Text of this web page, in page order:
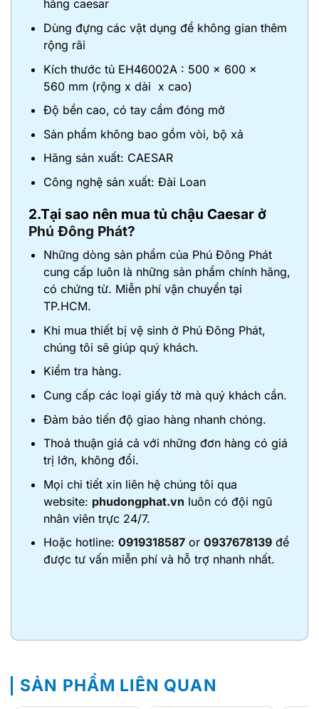
hãng caesar
Dùng đựng các vật dụng để không gian thêm
rộng rãi
Kích thước tủ EH46002A : 500 x 600 x
560 mm (rộng x dài x cao)
Độ bền cao, có tay cầm đóng mở
Sản phẩm không bao gồm vòi, bộ xả
Hãng sản xuất: CAESAR
Công nghệ sản xuất: Đài Loan
2.Tại sao nên mua tủ chậu Caesar ở
Phú Đông Phát?
Những dòng sản phẩm của Phú Đông Phát
cung cấp luôn là những sản phẩm chính hãng,
có chứng từ. Miễn phí vận chuyển tại
TP.HCM.
Khi mua thiết bị vệ sinh ở Phú Đông Phát,
chúng tôi sẽ giúp quý khách.
Kiểm tra hàng.
Cung cấp các loại giấy tờ mà quý khách cần.
Đảm bảo tiến độ giao hàng nhanh chóng.
Thoả thuận giá cả với những đơn hàng có giá
trị lớn, không đổi.
Mọi chi tiết xin liên hệ chúng tôi qua
website: phudongphat.vn luôn có đội ngũ
nhân viên trực 24/7.
Hoặc hotline: 0919318587or 0937678139để
được tư vấn miễn phí và hỗ trợ nhanh nhất.
SẢN PHẨM LIÊN QUAN